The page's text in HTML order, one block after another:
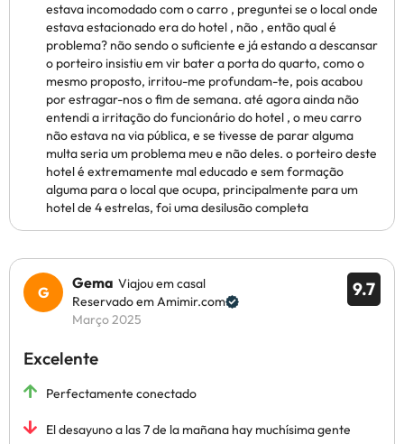
estava incomodado com o carro , preguntei se o local onde
estava estacionado era do hotel , não , então qual é
problema? não sendo o suficiente e já estando a descansar
o porteiro insistiu em vir bater a porta do quarto, como o
mesmo proposto, irritou-me profundam-te, pois acabou
por estragar-nos o fim de semana. até agora ainda não
entendi a irritação do funcionário do hotel , o meu carro
não estava na via pública, e se tivesse de parar alguma
multa seria um problema meu e não deles. o porteiro deste
hotel é extremamente mal educado e sem formação
alguma para o local que ocupa, principalmente para um
hotel de 4 estrelas, foi uma desilusão completa
9.7
Gema Viajou em casal
Reservado em Amimir.com
Março 2025
Excelente
Perfectamente conectado
El desayuno a las 7 de la mañana hay muchísima gente